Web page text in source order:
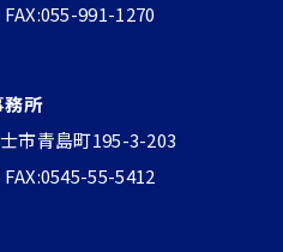
991-1270
務所
市青島町195-3-203
55-5412